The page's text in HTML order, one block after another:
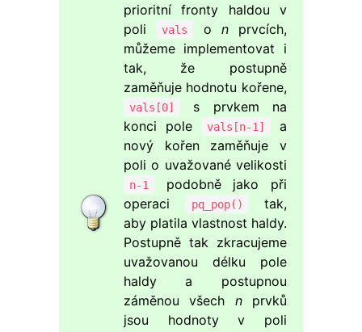
prioritní fronty haldou v
poli
vals o nprvcích,
můžeme implementovat i
tak, že postupně
zaměňuje hodnotu kořene,
vals[0]
s prvkem na
konci pole
vals[n-1]
a
nový kořen zaměňuje v
poli o uvažované velikosti
n-1
podobně jako při
operaci
pq_pop()
tak,
aby platila vlastnost haldy.
Postupně tak zkracujeme
uvažovanou délku pole
haldy a postupnou
záměnou všech nprvků
jsou hodnoty v poli